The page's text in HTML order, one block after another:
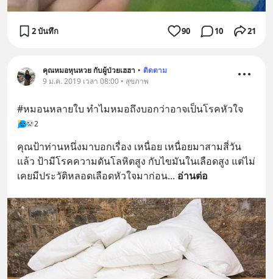
2 บันทึก 90 10 21
คุณหมอหุนหวย กับผู้ป่วยเฮฮา • ติดตาม
9 ม.ค. 2019 เวลา 08:00 • สุขภาพ
#หมอนหลายใบ ทำไมหมอถึงบอกว่าอาจเป็นโรคหัวใจ
2
คุณป้าท่านหนึ่งมาบอกเรื่อง เหนื่อย เหนื่อยมาสามสี่วัน
แล้ว ป้ามีโรคความดันโลหิตสูง กับไขมันในเลือดสูง แต่ไม่
เคยมีประวัติหลอดเลือดหัวใจมาก่อน... อ่านต่อ